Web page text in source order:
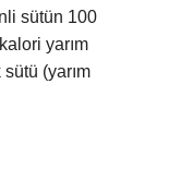
sütün 100
yarım
(yarım